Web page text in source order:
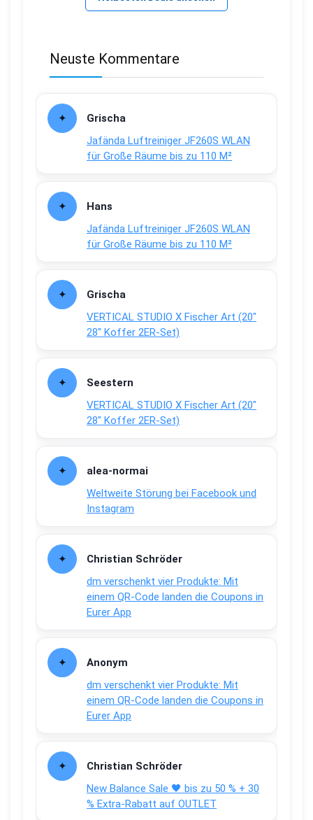
Neuste Kommentare
Grischa
Jafända Luftreiniger JF260S WLAN
für Große Räume bis zu 110 M²
Hans
Jafända Luftreiniger JF260S WLAN
für Große Räume bis zu 110 M²
Grischa
VERTICAL STUDIO X Fischer Art (20″
28″ Koffer 2ER-Set)
Seestern
VERTICAL STUDIO X Fischer Art (20″
28″ Koffer 2ER-Set)
alea-normai
Weltweite Störung bei Facebook und
Instagram
Christian Schröder
dm verschenkt vier Produkte: Mit
einem QR-Code landen die Coupons in
Eurer App
Anonym
dm verschenkt vier Produkte: Mit
einem QR-Code landen die Coupons in
Eurer App
Christian Schröder
New Balance Sale 🖤 bis zu 50 % + 30
% Extra-Rabatt auf OUTLET